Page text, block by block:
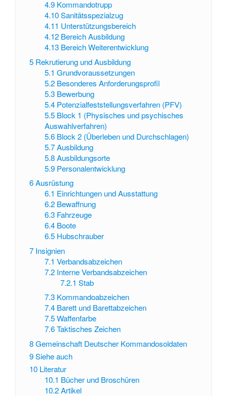
4.9 Kommandotrupp
4.10 Sanitätsspezialzug
4.11 Unterstützungsbereich
4.12 Bereich Ausbildung
4.13 Bereich Weiterentwicklung
5 Rekrutierung und Ausbildung
5.1 Grundvoraussetzungen
5.2 Besonderes Anforderungsprofil
5.3 Bewerbung
5.4 Potenzialfeststellungsverfahren (PFV)
5.5 Block 1 (Physisches und psychisches
Auswahlverfahren)
5.6 Block 2 (Überleben und Durchschlagen)
5.7 Ausbildung
5.8 Ausbildungsorte
5.9 Personalentwicklung
6Ausrüstung
6.1 Einrichtungen und Ausstattung
6.2 Bewaffnung
6.3 Fahrzeuge
6.4 Boote
6.5 Hubschrauber
7 Insignien
7.1 Verbandsabzeichen
7.2 Interne Verbandsabzeichen
7.2.1 Stab
7.3 Kommandoabzeichen
7.4 Barett und Barettabzeichen
7.5 Waffenfarbe
7.6 Taktisches Zeichen
8Gemeinschaft Deutscher Kommandosoldaten
9Siehe auch
10 Literatur
10.1 Bücher und Broschüren
10.2 Artikel